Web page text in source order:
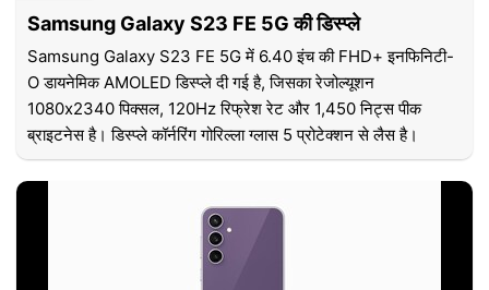
Samsung Galaxy S23 FE 5G की डिस्प्ले
Samsung Galaxy S23 FE 5G में 6.40 इंच की FHD+ इनफिनिटी-
O डायनेमिक AMOLED डिस्प्ले दी गई है, जिसका रेजोल्यूशन
1080x2340 पिक्सल, 120Hz रिफ्रेश रेट और 1,450 निट्स पीक
ब्राइटनेस है। डिस्प्ले कॉर्नरिंग गोरिल्ला ग्लास 5 प्रोटेक्शन से लैस है।